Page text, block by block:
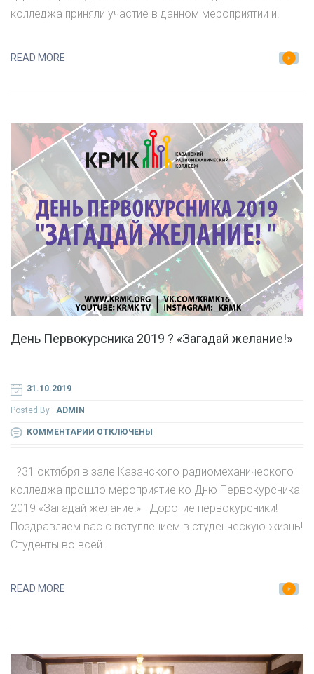
2019»
колледжа приняли участие в данном мероприятии и.
READ MORE
День Первокурсника 2019 ? «Загадай желание!»
31.10.2019
Posted By : ADMIN
КОММЕНТАРИИ К
ДЕНЬ
ПЕРВОКУРСНИКА
2019
?
«ЗАГАДАЙ
ОТКЛЮЧЕНЫ
?31 октября в зале Казанского радиомеханического
колледжа прошло мероприятие ко Дню Первокурсника
2019 «Загадай желание!» Дорогие первокурсники!
Поздравляем вас с вступлением в студенческую жизнь!
Студенты во всей.
READ MORE